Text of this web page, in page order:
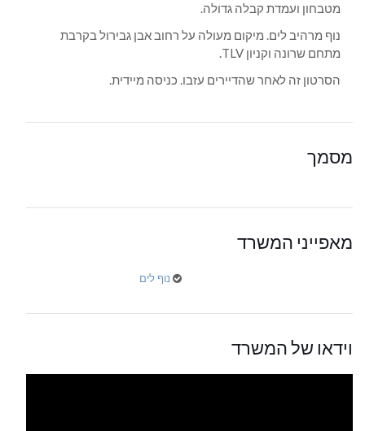
מטבחון ועמדת קבלה גדולה.
נוף מרהיב לים. מיקום מעולה על רחוב אבן גבירול בקרבת
מתחם שרונה וקניון TLV.
הסרטון זה לאחר שהדיירים עזבו. כניסה מיידית.
מסמך
מאפייני המשרד
נוף לים
וידאו של המשרד